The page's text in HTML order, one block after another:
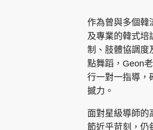
作為曾與多個韓
及專業的韓式培
制、肢體協調度
點舞蹈，Geon
行一對一指導，
撼力。
面對星級導師的
節近乎苛刻，仍